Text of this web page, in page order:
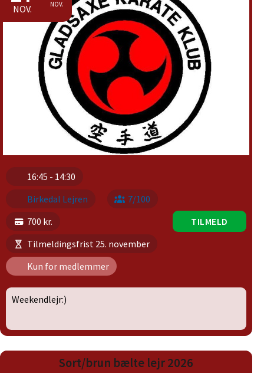
NOV. NOV.
16:45 - 14:30
Birkedal Lejren
7/100
700 kr.
Tilmeldingsfrist 25. november
Kun for medlemmer
TILMELD
Weekendlejr:)
Sort/brun bælte lejr 2026